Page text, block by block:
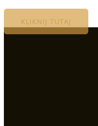
KLIKNIJ TUTAJ